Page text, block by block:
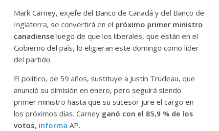
Mark Carney, exjefe del Banco de Canadá y del Banco de
Inglaterra, se convertirá en el próximo primer ministro
canadiense luego de que los liberales, que están en el
Gobierno del país, lo eligieran este domingo como líder
del partido.
El político, de 59 años, sustituye a Justin Trudeau, que
anunció su dimisión en enero, pero seguirá siendo
primer ministro hasta que su sucesor jure el cargo en
los próximos días. Carney ganó con el 85,9 % de los
votos, informa AP.